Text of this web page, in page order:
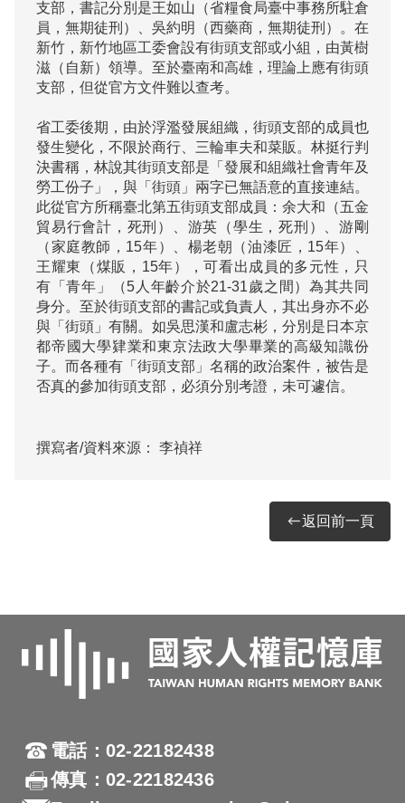
支部，書記分別是王如山（省糧食局臺中事務所駐倉
員，無期徒刑）、吳約明（西藥商，無期徒刑）。在
新竹，新竹地區工委會設有街頭支部或小組，由黃樹
滋（自新）領導。至於臺南和高雄，理論上應有街頭
支部，但從官方文件難以查考。
省工委後期，由於浮濫發展組織，街頭支部的成員也
發生變化，不限於商行、三輪車夫和菜販。林挺行判
決書稱，林說其街頭支部是「發展和組織社會青年及
勞工份子」，與「街頭」兩字已無語意的直接連結。
此從官方所稱臺北第五街頭支部成員：余大和（五金
貿易行會計，死刑）、游英（學生，死刑）、游剛
（家庭教師，15年）、楊老朝（油漆匠，15年）、
王耀東（煤販，15年），可看出成員的多元性，只
有「青年」（5人年齡介於21-31歲之間）為其共同
身分。至於街頭支部的書記或負責人，其出身亦不必
與「街頭」有關。如吳思漢和盧志彬，分別是日本京
都帝國大學肄業和東京法政大學畢業的高級知識份
子。而各種有「街頭支部」名稱的政治案件，被告是
否真的參加街頭支部，必須分別考證，未可遽信。
撰寫者/資料來源： 李禎祥
返回前一頁
電話：02-22182438
傳真：02-22182436